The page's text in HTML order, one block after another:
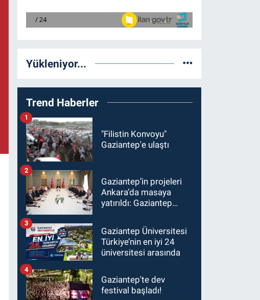
Yükleniyor...
Trend Haberler
"Filistin Konvoyu"
Gaziantep'e ulaştı
1
Gaziantep’in projeleri
Ankara’da masaya
yatırıldı: Gaziantep
Şimşek’e ziyaret!
2
Gaziantep Üniversitesi
Türkiye’nin en iyi 24
üniversitesi arasında
3
Gaziantep'te dev
festival başladı!
4